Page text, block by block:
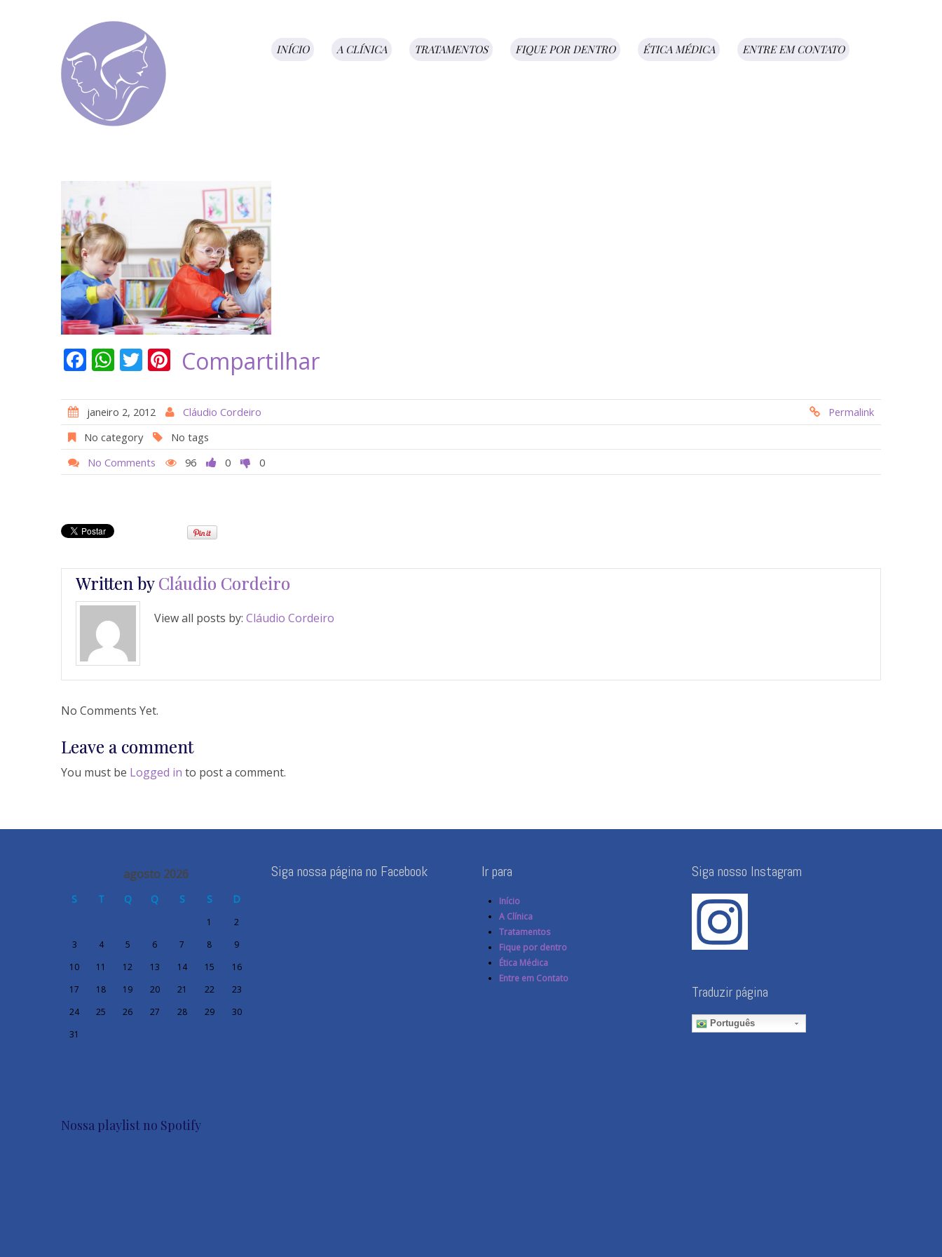
INÍCIO A CLÍNICA TRATAMENTOS FIQUE POR DENTRO ÉTICA MÉDICA ENTRE EM CONTATO
F
e
b
o
o
W
at
s
A
p
T
itt
er
Pi
er
e
st
Compartilhar
janeiro 2, 2012 Cláudio Cordeiro
Permalink
No category
No tags
No Comments
96 0 0
Written byCláudio Cordeiro
View all posts by: Cláudio Cordeiro
No Comments Yet.
Leave a comment
You must be Logged in to post a comment.
agosto 2026
S T Q Q S S D
1
2
3
4 5 6 7 8
9
10
11 12 13 14 15
16
17
18 19 20 21 22
23
24
25 26 27 28 29
30
31
Siga nossa página no Facebook Ir para
Início
A Clínica
Tratamentos
Fique por dentro
Ética Médica
Entre em Contato
Siga nosso Instagram
Traduzir página
Português
Nossa playlist no Spotify